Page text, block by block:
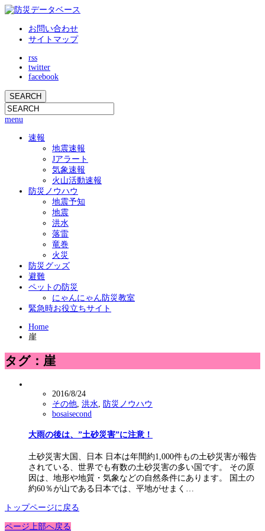
お問い合わせ
サイトマップ
rss
twitter
facebook
menu
速報
地震速報
Jアラート
気象速報
火山活動速報
防災ノウハウ
地震予知
地震
洪水
落雷
竜巻
火災
防災グッズ
避難
ペットの防災
にゃんにゃん防災教室
緊急時お役立ちサイト
Home
崖
タグ：崖
2016/8/24
その他 洪水
防災ノウハウ
bosaisecond
大雨の後は、”土砂災害”に注意！
土砂災害大国、日本 日本は年間約1,000件もの土砂災害が報告
されている、世界でも有数の土砂災害の多い国です。 その原
因は、地形や地質・気象などの自然条件にあります。 国土の
約60％が山である日本では、平地がせまく…
トップページに戻る
ページ上部へ戻る